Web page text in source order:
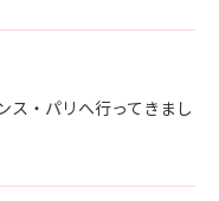
ス・パリへ行ってきまし